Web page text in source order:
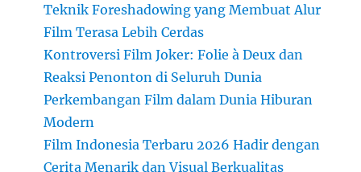
Teknik Foreshadowing yang Membuat Alur
Film Terasa Lebih Cerdas
Kontroversi Film Joker: Folie à Deux dan
Reaksi Penonton di Seluruh Dunia
Perkembangan Film dalam Dunia Hiburan
Modern
Film Indonesia Terbaru 2026 Hadir dengan
Cerita Menarik dan Visual Berkualitas